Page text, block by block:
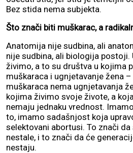
Bez stida nema subjekta.
Što znači biti muškarac, a
Anatomija nije sudbina, ali
nije sudbina, ali biologija
živimo, a to su društva u kojima
muškaraca i ugnjetavanje žena
muškaraca nema ugnjetavanja
kojima živimo svoje živote, a
nemaju jednaku vrednost.
to, imamo sadašnjost koja
selektovani abortusi. To znači
nestale, i to znači da će
nestaju.